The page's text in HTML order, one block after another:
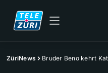
ZüriNews Bruder Beno kehrt